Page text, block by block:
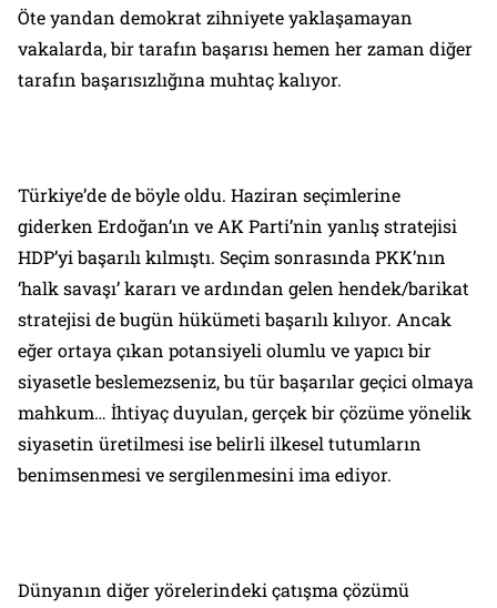
Öte yandan demokrat zihniyete yaklaşamayan
vakalarda, bir tarafın başarısı hemen her zaman diğer
tarafın başarısızlığına muhtaç kalıyor.
Türkiye’de de böyle oldu. Haziran seçimlerine
giderken Erdoğan’ın ve AK Parti’nin yanlış stratejisi
HDP’yi başarılı kılmıştı. Seçim sonrasında PKK’nın
‘halk savaşı’ kararı ve ardından gelen hendek/barikat
stratejisi de bugün hükümeti başarılı kılıyor. Ancak
eğer ortaya çıkan potansiyeli olumlu ve yapıcı bir
siyasetle beslemezseniz, bu tür başarılar geçici olmaya
mahkum… İhtiyaç duyulan, gerçek bir çözüme yönelik
siyasetin üretilmesi ise belirli ilkesel tutumların
benimsenmesi ve sergilenmesini ima ediyor.
Dünyanın diğer yörelerindeki çatışma çözümü